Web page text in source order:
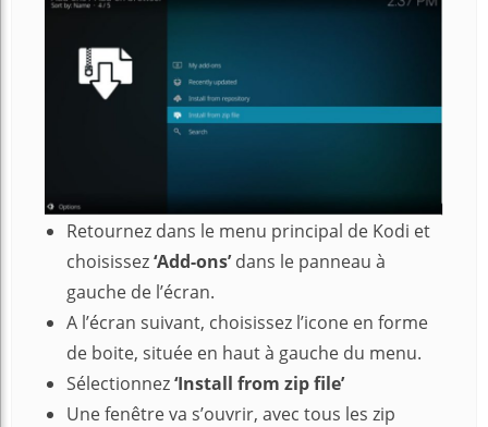
Retournez dans le menu principal de Kodi et
choisissez‘Add-ons’dans le panneau à
gauche de l’écran.
A l’écran suivant, choisissez l’icone en forme
de boite, située en haut à gauche du menu.
Sélectionnez‘Install from zip file’
Une fenêtre va s’ouvrir, avec tous les zip